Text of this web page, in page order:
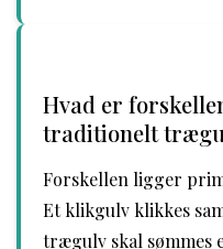
Hvad er
traditionelt
Forskellen ligger
Et klikgulv klikkes
trægulv skal sømmes